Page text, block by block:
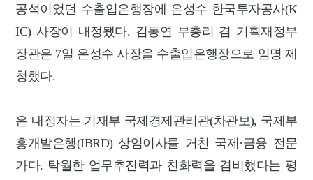
공석이었던 수출입은행장에 은성수 한국투자공사(K
IC) 사장이 내정됐다. 김동연 부총리 겸 기획재정부
장관은 7일 은성수 사장을 수출입은행장으로 임명 제
청했다.
은 내정자는 기재부 국제경제관리관(차관보), 국제부
흥개발은행(IBRD) 상임이사를 거친 국제·금융 전문
가다. 탁월한 업무추진력과 친화력을 겸비했다는 평